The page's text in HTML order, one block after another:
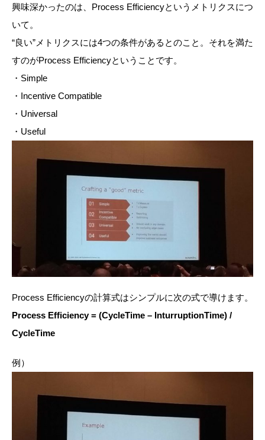
興味深かったのは、Process Efficiencyというメトリクスにつ
いて。
“良い”メトリクスには4つの条件があるとのこと。それを満た
すのがProcess Efficiencyということです。
・Simple
・Incentive Compatible
・Universal
・Useful
Process Efficiencyの計算式はシンプルに次の式で導けます。
Process Efficiency = (CycleTime – InturruptionTime) /
CycleTime
例）